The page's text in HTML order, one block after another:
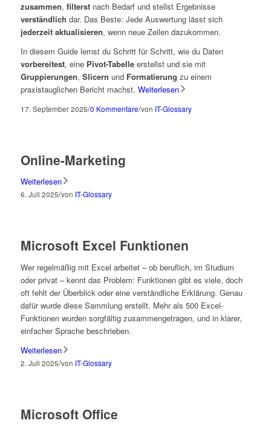
zusammen, filterstnach Bedarf und stellst Ergebnisse
verständlich dar. Das Beste: Jede Auswertung lässt sich
jederzeit aktualisieren, wenn neue Zeilen dazukommen.
In diesem Guide lernst du Schritt für Schritt, wie du Daten
vorbereitest, eine Pivot-Tabelleerstellst und sie mit
Gruppierungen, Slicern und Formatierung zu einem
praxistauglichen Bericht machst. Weiterlesen
17. September 2025/0 Kommentare/von IT-Glossary
Online-Marketing
Weiterlesen
6. Juli 2025/von IT-Glossary
Microsoft Excel Funktionen
Wer regelmäßig mit Excel arbeitet – ob beruflich, im Studium
oder privat – kennt das Problem: Funktionen gibt es viele, doch
oft fehlt der Überblick oder eine verständliche Erklärung. Genau
dafür wurde diese Sammlung erstellt. Mehr als 500 Excel-
Funktionen wurden sorgfältig zusammengetragen, und in klarer,
einfacher Sprache beschrieben.
Weiterlesen
2. Juli 2025/von IT-Glossary
Microsoft Office